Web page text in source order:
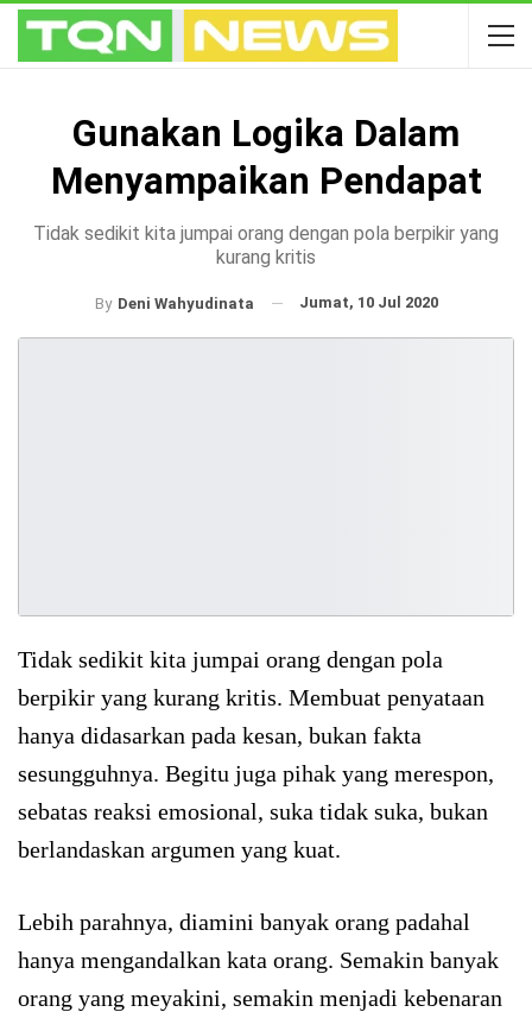
Gunakan Logika Dalam
Menyampaikan Pendapat
Tidak sedikit kita jumpai orang dengan pola berpikir yang
kurang kritis
By Deni Wahyudinata Jumat, 10 Jul 2020
Tidak sedikit kita jumpai orang dengan pola
berpikir yang kurang kritis. Membuat penyataan
hanya didasarkan pada kesan, bukan fakta
sesungguhnya. Begitu juga pihak yang merespon,
sebatas reaksi emosional, suka tidak suka, bukan
berlandaskan argumen yang kuat.
Lebih parahnya, diamini banyak orang padahal
hanya mengandalkan kata orang. Semakin banyak
orang yang meyakini, semakin menjadi kebenaran